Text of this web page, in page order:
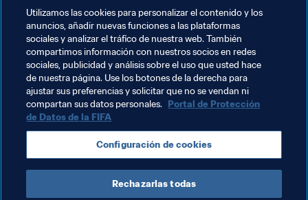
antes de marcharse al Tyresö sueco. Después regresó al
Ferroviaria.
Temas relacionados
Brazil Denmark Netherlands New Zealand
Portugal Saudi Arabia Sweden AFC
UEFA OFC CONMEBOL
Utilizamos las cookies para personalizar el contenido y los
anuncios, añadir nuevas funciones a las plataformas
sociales y analizar el tráfico de nuestra web. También
compartimos información con nuestros socios en redes
sociales, publicidad y análisis sobre el uso que usted hace
de nuestra página. Use los botones de la derecha para
ajustar sus preferencias y solicitar que no se vendan ni
compartan sus datos personales. Portal de Protección
de Datos de la FIFA
Configuración de cookies
Rechazarlas todas